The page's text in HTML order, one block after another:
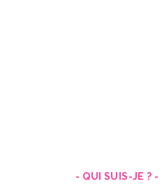
- QUI SUIS-JE ? -